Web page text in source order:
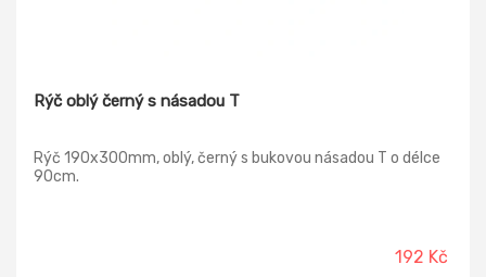
Rýč oblý černý s násadou T
Rýč 190x300mm, oblý, černý s bukovou násadou T o délce
90cm.
192 Kč